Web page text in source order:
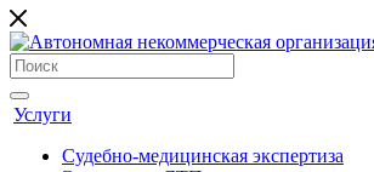
Услуги
Судебно-медицинская экспертиза